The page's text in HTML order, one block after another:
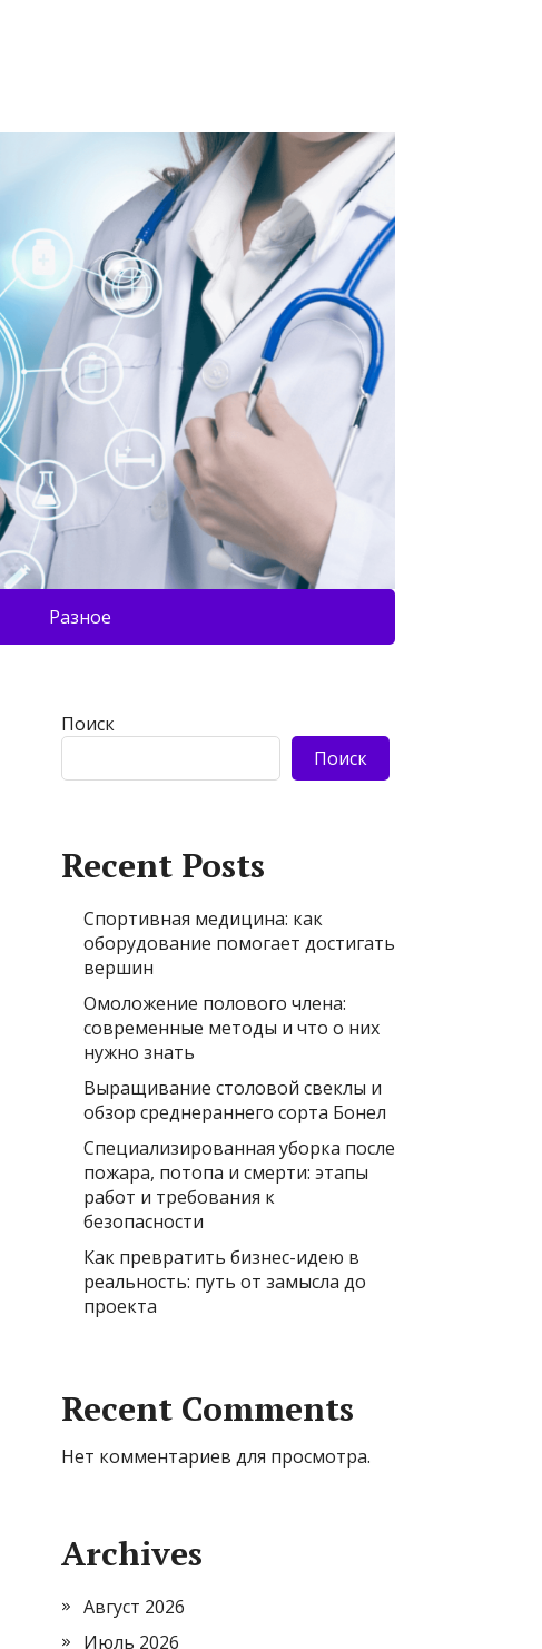
Разное
Поиск
Поиск
Recent Posts
Спортивная медицина: как
оборудование помогает достигать
вершин
Омоложение полового члена:
современные методы и что о них
нужно знать
Выращивание столовой свеклы и
обзор среднераннего сорта Бонел
Специализированная уборка после
пожара, потопа и смерти: этапы
работ и требования к
безопасности
Как превратить бизнес-идею в
реальность: путь от замысла до
проекта
Recent Comments
Нет комментариев для просмотра.
Archives
Август 2026
Июль 2026